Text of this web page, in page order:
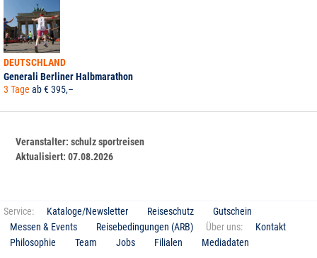
DEUTSCHLAND
Generali Berliner Halbmarathon
3 Tage ab € 395,–
Veranstalter:schulz sportreisen
Aktualisiert:07.08.2026
Service: Kataloge/Newsletter Reiseschutz
Gutschein
Messen & Events
Reisebedingungen (ARB) Über uns:
Kontakt
Philosophie
Team Jobs Filialen Mediadaten